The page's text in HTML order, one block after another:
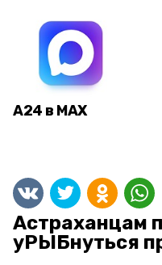
А24 в MAX
Астраханцам
уРЫБнуться